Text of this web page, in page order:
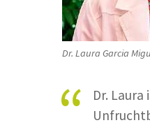
Dr. Laura Garcia
Dr.